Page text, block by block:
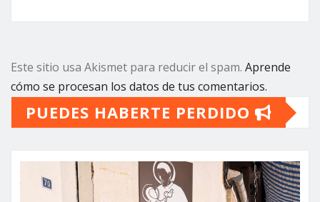
Este sitio usa Akismet para reducir el spam. Aprende
cómo se procesan los datos de tus comentarios.
PUEDES HABERTE PERDIDO